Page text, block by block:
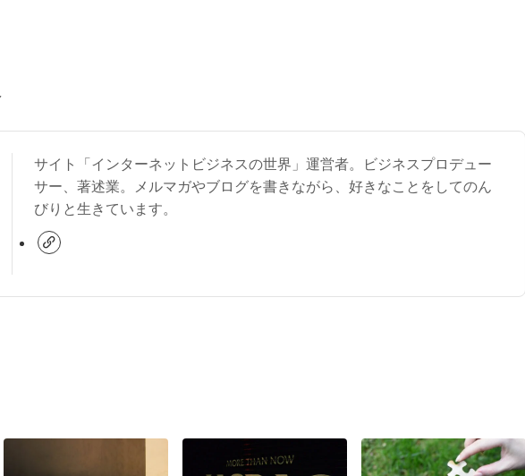
サイト「インターネットビジネスの世界」運営者。ビジネスプロデュー
サー、著述業。メルマガやブログを書きながら、好きなことをしてのん
びりと生きています。